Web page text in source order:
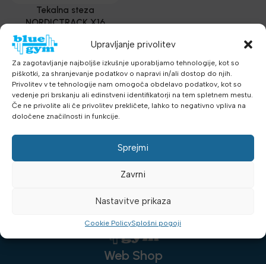
Upravljanje privolitev
Za zagotavljanje najboljše izkušnje uporabljamo tehnologije, kot so
piškotki, za shranjevanje podatkov o napravi in/ali dostop do njih.
Privolitev v te tehnologije nam omogoča obdelavo podatkov, kot so
vedenje pri brskanju ali edinstveni identifikatorji na tem spletnem mestu.
Če ne privolite ali če privolitev prekličete, lahko to negativno vpliva na
določene značilnosti in funkcije.
Sprejmi
Zavrni
Nastavitve prikaza
Cookie PolicySplošni pogoji
Tekalna steza
NORDICTRACK X16
Kardio oprema
Tekalne
steze
3,699.00€
PREBERI VEČ
Web Shop